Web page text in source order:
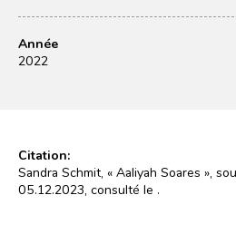
Année
2022
Citation:
Sandra Schmit, « Aaliyah Soares »,
05.12.2023, consulté le .